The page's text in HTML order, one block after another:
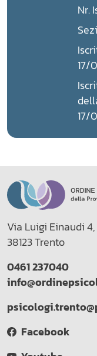
Nr.
17/
17/
Via Luigi Einaudi 4,
38123 Trento
0461 237040
Facebook